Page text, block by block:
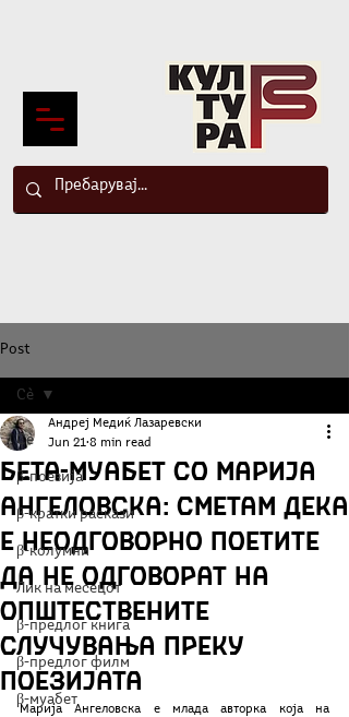
Post
Сè
β-поезија
β-кратки раскази
β-колумни
Лик на месецот
β-предлог книга
β-предлог филм
β-муабет
Сè
БЕТА-МУАБЕТ со Марија
Ангеловска: Сметам дека
е неодговорно поетите
да не одговорат на
општествените
случувања преку
поезијата
Андреј Медиќ Лазаревски
Jun 21 8 min read
Марија Ангеловска е млада авторка која на